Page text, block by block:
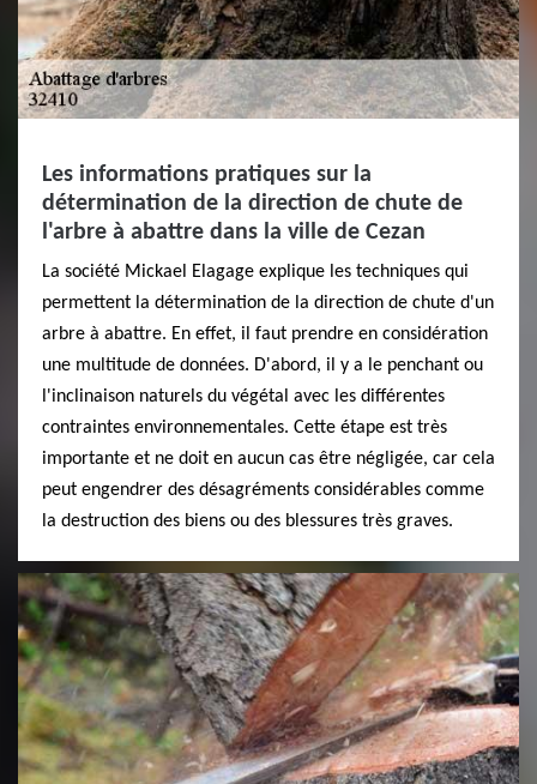
Les informations pratiques sur la
détermination de la direction de chute de
l'arbre à abattre dans la ville de Cezan
La société Mickael Elagage explique les techniques qui
permettent la détermination de la direction de chute d'un
arbre à abattre. En effet, il faut prendre en considération
une multitude de données. D'abord, il y a le penchant ou
l'inclinaison naturels du végétal avec les différentes
contraintes environnementales. Cette étape est très
importante et ne doit en aucun cas être négligée, car cela
peut engendrer des désagréments considérables comme
la destruction des biens ou des blessures très graves.